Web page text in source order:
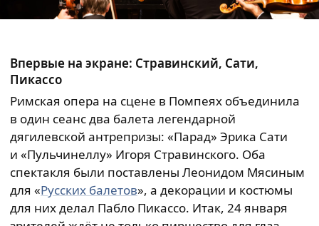
Впервые на экране: Стравинский, Сати,
Пикассо
Римская опера на сцене в Помпеях объединила
в один сеанс два балета легендарной
дягилевской антрепризы: «Парад» Эрика Сати
и «Пульчинеллу» Игоря Стравинского. Оба
спектакля были поставлены Леонидом Мясиным
для «Русских балетов», а декорации и костюмы
для них делал Пабло Пикассо. Итак, 24 января